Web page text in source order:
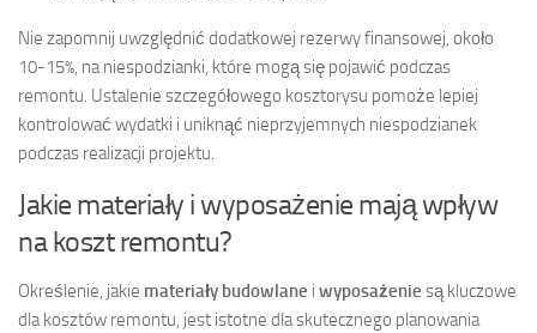
Nie zapomnij uwzględnić dodatkowej rezerwy finansowej, około
10-15%, na niespodzianki, które mogą się pojawić podczas
remontu. Ustalenie szczegółowego kosztorysu pomoże lepiej
kontrolować wydatki i uniknąć nieprzyjemnych niespodzianek
podczas realizacji projektu.
Jakie materiały i wyposażenie mają wpływ
na koszt remontu?
Określenie, jakie materiały budowlane i wyposażenie są kluczowe
dla kosztów remontu, jest istotne dla skutecznego planowania